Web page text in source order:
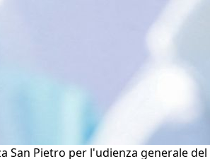
San Pietro per l'udienza generale del